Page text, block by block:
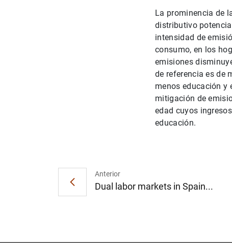
La prominencia de
distributivo
intensidad de
consumo, en los
emisiones
de referencia es de
menos educación y
mitigación de
edad cuyos
educación.
Anterior
Dual labor markets in Spain...